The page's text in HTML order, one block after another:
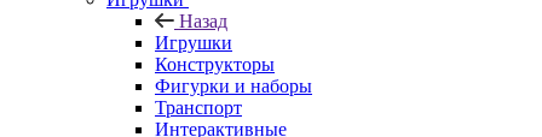
Назад
Игрушки
Конструкторы
Фигурки и наборы
Транспорт
Интерактивные